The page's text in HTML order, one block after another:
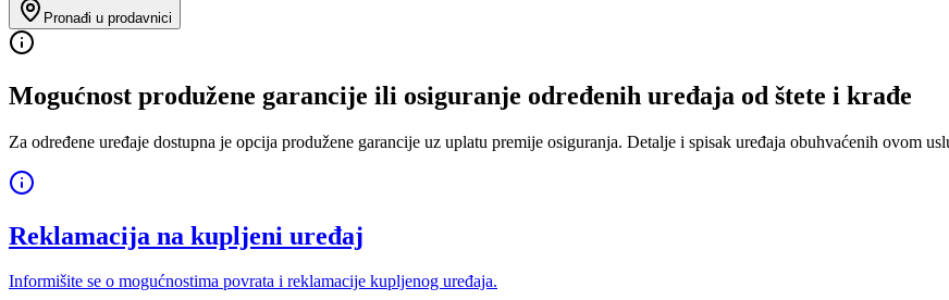
Pronađi u prodavnici
Mogućnost produžene garancije ili osiguranje određenih uređaja od štete i krađe
Za određene uređaje dostupna je opcija produžene garancije uz uplatu premije osiguranja. Detalje i spisak uređaja obuhvaćenih ovom
Reklamacija na kupljeni uređaj
Informišite se o mogućnostima povrata i reklamacije kupljenog uređaja.